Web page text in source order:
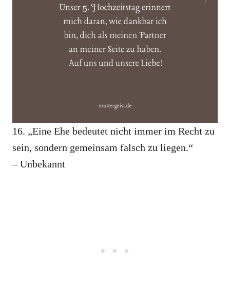
16. „Eine Ehe bedeutet nicht immer im Recht zu
sein, sondern gemeinsam falsch zu liegen.“
– Unbekannt